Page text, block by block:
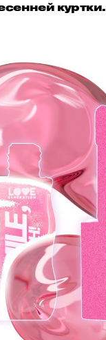
куртки.